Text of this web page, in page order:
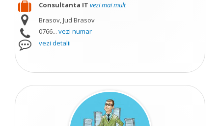
Consultanta IT vezi mai mult
Brasov, Jud Brasov
0766... vezi numar
vezi detalii